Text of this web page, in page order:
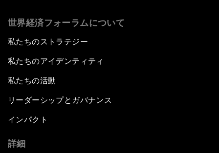
世界経済フォーラムについて
私たちのストラテジー
私たちのアイデンティティ
私たちの活動
リーダーシップとガバナンス
インパクト
詳細